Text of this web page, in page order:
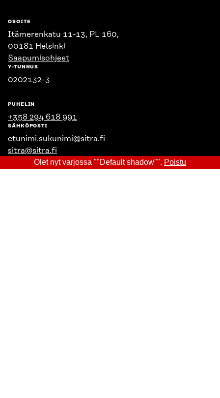
OSOITE
Itämerenkatu 11-13, PL 160,
00181 Helsinki
Saapumisohjeet
Y-TUNNUS
0202132-3
PUHELIN
+358 294 618 991
SÄHKÖPOSTI
etunimi.sukunimi@sitra.fi
sitra@sitra.fi
Olet nyt varjossa ""Default shadow"". Poistu